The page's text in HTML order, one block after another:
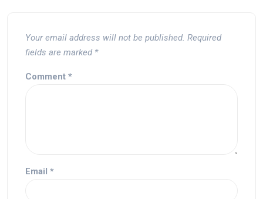
Your email address will not be published. Required
fields are marked *
Comment *
Email *